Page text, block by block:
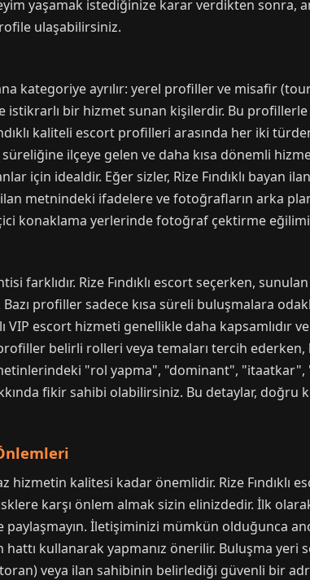
yaşamak istediğinize karar verdikten sonra,
ulaşabilirsiniz.
kategoriye ayrılır: yerel profiller ve misafir
istikrarlı bir hizmet sunan kişilerdir. Bu
kaliteli escort profilleri arasında her iki
ilçeye gelen ve daha kısa dönemli
için idealdir. Eğer sizler, Rize Fındıklı bayan
metnindeki ifadelere ve fotoğrafların arka
konaklama yerlerinde fotoğraf çektirme
farklıdır. Rize Fındıklı escort seçerken,
profiller sadece kısa süreli buluşmalara
VIP escort hizmeti genellikle daha kapsamlıdır
belirli rolleri veya temaları tercih ederken,
"rol yapma", "dominant",
fikir sahibi olabilirsiniz. Bu detaylar, doğru
kalitesi kadar önemlidir. Rize Fındıklı
karşı önlem almak sizin elinizdedir. İlk
İletişiminizi mümkün olduğunca
kullanarak yapmanız önerilir. Buluşma yeri
veya ilan sahibinin belirlediği güvenli bir